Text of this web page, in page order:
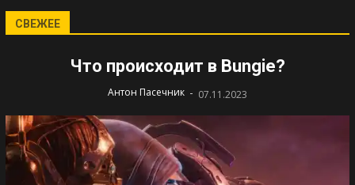
СВЕЖЕЕ
Что происходит в Bungie?
Антон Пасечник - 07.11.2023